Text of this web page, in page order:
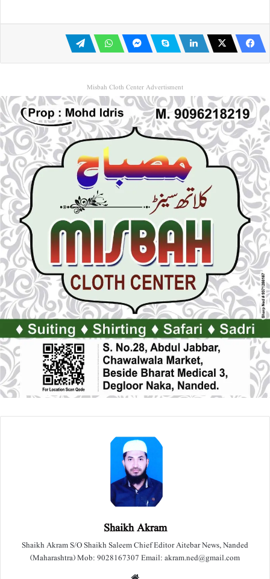
Misbah Cloth Center Advertisment
Shaikh Akram
Shaikh Akram S/O Shaikh Saleem Chief Editor Aitebar News, Nanded
(Maharashtra) Mob: 9028167307 Email: akram.ned@gmail.com